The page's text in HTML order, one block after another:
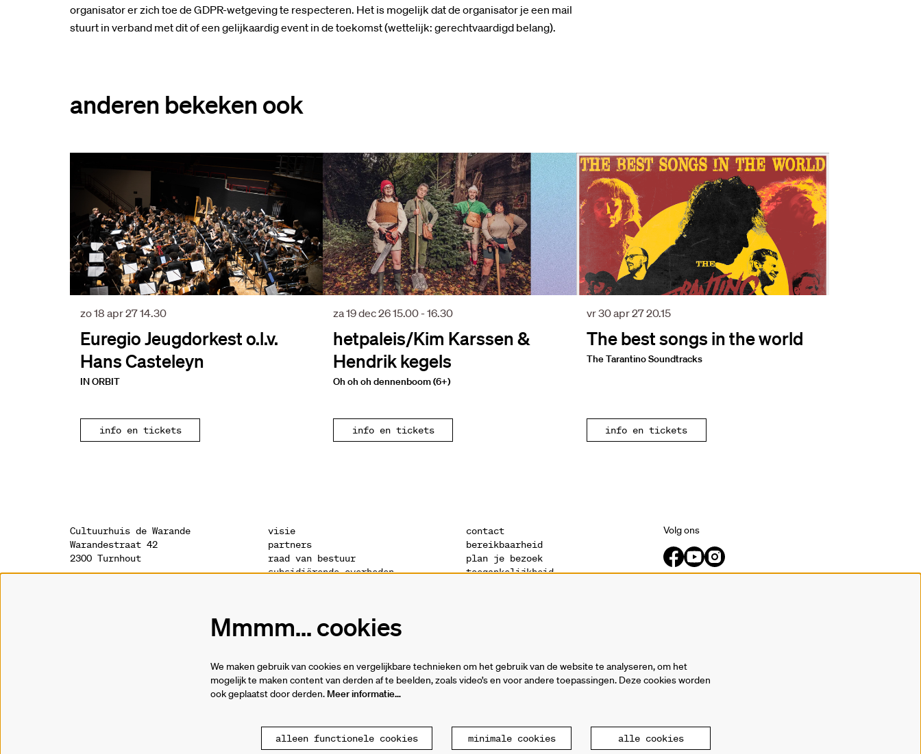
organisator er zich toe de GDPR-wetgeving te respecteren. Het is mogelijk dat de organisator je een mail
stuurt in verband met dit of een gelijkaardig event in de toekomst (wettelijk: gerechtvaardigd belang).
anderen bekeken ook
Euregio Jeugdorkest o.l.v.
Hans Casteleyn
IN ORBIT
zo 18 apr 2714.30
info en tickets
hetpaleis/Kim Karssen &
Hendrik kegels
Oh oh oh dennenboom (6+)
za 19 dec 2615.00 - 16.30
info en tickets
The best songs in the world
The Tarantino Soundtracks
vr 30 apr 2720.15
info en tickets
Cultuurhuis de Warande
Warandestraat 42
2300 Turnhout
visie
partners
raad van bestuur
subsidiërende overheden
privacyverklaring
cookies
contact
bereikbaarheid
plan je bezoek
toegankelijkheid
Volg ons
Mmmm... cookies
We maken gebruik van cookies en vergelijkbare technieken om het gebruik van de website te analyseren, om het
mogelijk te maken content van derden af te beelden, zoals video’s en voor andere toepassingen. Deze cookies worden
ook geplaatst door derden. Meer informatie…
alleen functionele cookies minimale cookies alle cookies